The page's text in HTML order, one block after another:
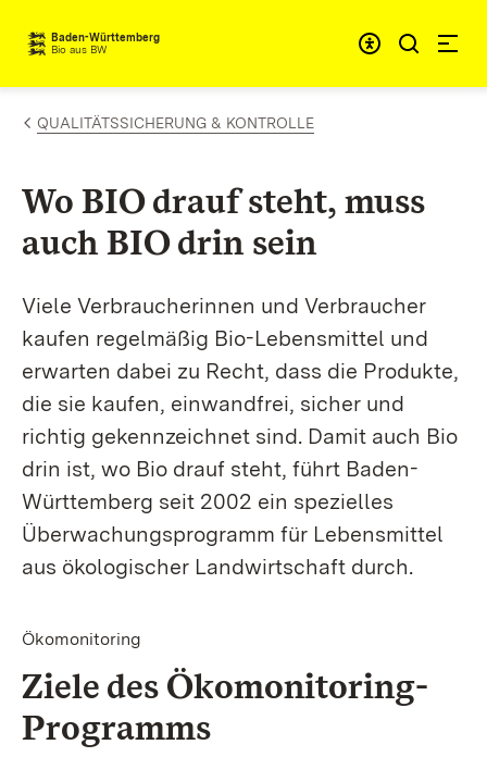
Zum Inhalt springen
Baden-Württemberg
Bio aus BW
QUALITÄTSSICHERUNG & KONTROLLE
Wo BIO drauf steht, muss
auch BIO drin sein
Viele Verbraucherinnen und Verbraucher
kaufen regelmäßig Bio-Lebensmittel und
erwarten dabei zu Recht, dass die Produkte,
die sie kaufen, einwandfrei, sicher und
richtig gekennzeichnet sind. Damit auch Bio
drin ist, wo Bio drauf steht, führt Baden-
Württemberg seit 2002 ein spezielles
Überwachungsprogramm für Lebensmittel
aus ökologischer Landwirtschaft durch.
Ökomonitoring
Ziele des Ökomonitoring-
Programms